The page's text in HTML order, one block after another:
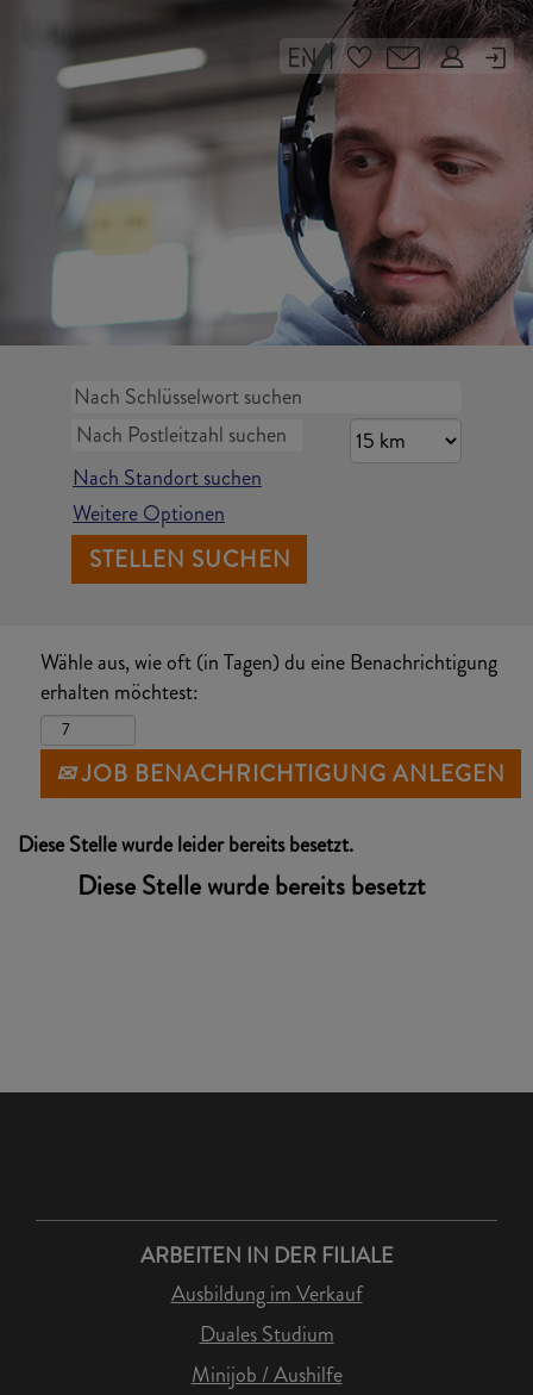
|
Nach Standort suchen
Weitere Optionen
Wähle aus, wie oft (in Tagen) du eine Benachrichtigung
erhalten möchtest:
JOB BENACHRICHTIGUNG ANLEGEN
Diese Stelle wurde leider bereits besetzt.
Diese Stelle wurde bereits besetzt
ARBEITEN IN DER FILIALE
Ausbildung im Verkauf
Duales Studium
Minijob / Aushilfe